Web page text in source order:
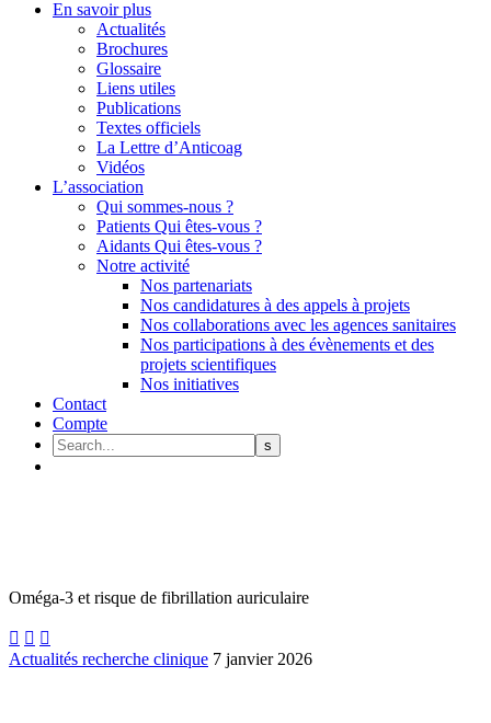
En savoir plus
Actualités
Brochures
Glossaire
Liens utiles
Publications
Textes officiels
La Lettre d’Anticoag
Vidéos
L’association
Qui sommes-nous ?
Patients Qui êtes-vous ?
Aidants Qui êtes-vous ?
Notre activité
Nos partenariats
Nos candidatures à des appels à projets
Nos collaborations avec les agences sanitaires
Nos participations à des évènements et des
projets scientifiques
Nos initiatives
Contact
Compte
Oméga-3 et risque de fibrillation auriculaire
  
Actualités recherche clinique 7 janvier 2026